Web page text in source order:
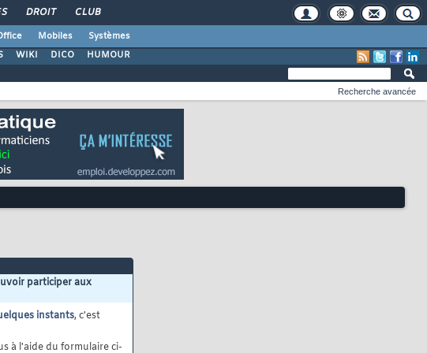
DROIT CLUB
Mobiles
Systèmes
WIKI DICO HUMOUR
Recherche avancée
participer aux
instants, c'est
à l'aide du formulaire ci-